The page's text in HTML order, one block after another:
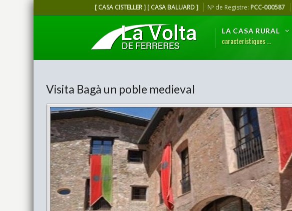
[ CASA CISTELLER ] [ CASA BALUARD ] Nº de Registre: PCC-000587
LA CASA RURAL
característiques …
Visita Bagà un poble medieval